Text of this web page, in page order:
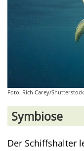
Foto: Rich Carey/Shutterstock
Symbiose
Der Schiffshalter